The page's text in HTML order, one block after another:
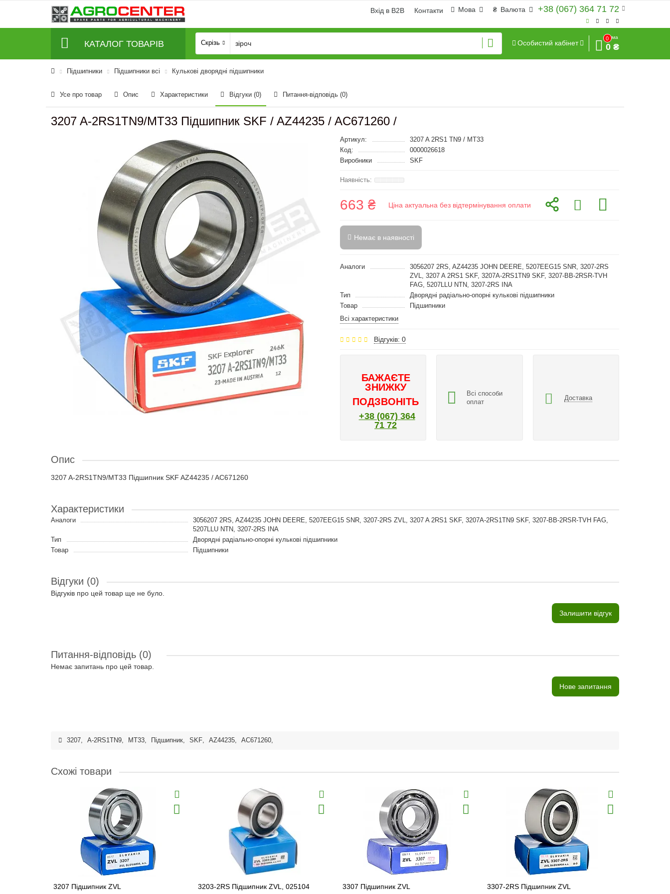
+38 (067) 364 71 72
₴ Валюта
Мова
Вхід в B2B Контакти
КАТАЛОГ ТОВАРІВ Скрізь Особистий кабінет
0
Сума
0 ₴
Підшипники Підшипники всі Кулькові дворядні підшипники
Усе про товар Опис Характеристики Відгуки (0) Питання-відповідь (0)
3207 A-2RS1TN9/MT33 Підшипник SKF / AZ44235 / AC671260 /
Артикул:
3207 A 2RS1 TN9 / MT33
Код:
0000026618
Виробники
SKF
663 ₴ Ціна актуальна без відтермінування оплати
Немає в наявності
Аналоги
3056207 2RS, AZ44235 JOHN DEERE, 5207EEG15 SNR, 3207-2RS
ZVL, 3207 A 2RS1 SKF, 3207A-2RS1TN9 SKF, 3207-BB-2RSR-TVH
FAG, 5207LLU NTN, 3207-2RS INA
Тип
Дворядні радіально-опорні кулькові підшипники
Товар
Підшипники
Всі характеристики
Відгуків: 0
БАЖАЄТЕ
ЗНИЖКУ
ПОДЗВОНІТЬ
+38 (067) 364
71 72
Всі способи
оплат
Доставка
Опис
3207 A-2RS1TN9/MT33 Підшипник SKF AZ44235 / AC671260
Характеристики
Аналоги
3056207 2RS, AZ44235 JOHN DEERE, 5207EEG15 SNR, 3207-2RS ZVL, 3207 A 2RS1 SKF, 3207A-2RS1TN9 SKF, 3207-BB-2RSR-TVH FAG,
5207LLU NTN, 3207-2RS INA
Тип
Дворядні радіально-опорні кулькові підшипники
Товар
Підшипники
Відгуки (0)
Відгуків про цей товар ще не було.
Залишити відгук
Питання-відповідь (0)
Немає запитань про цей товар.
Нове запитання
3207, A-2RS1TN9, MT33, Підшипник, SKF, AZ44235, AC671260,
Схожі товари
3207 Підшипник ZVL 3203-2RS Підшипник ZVL, 025104 3307 Підшипник ZVL 3307-2RS Підшипник ZVL